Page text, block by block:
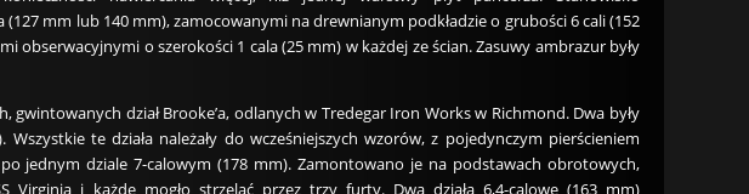
mm lub 140 mm), zamocowanymi na drewnianym podkładzie o grubości 6 cali (152
obserwacyjnymi o szerokości 1 cala (25 mm) w każdej ze ścian. Zasuwy ambrazur były
dział Brooke’a, odlanych w Tredegar Iron Works w Richmond. Dwa były
te działa należały do wcześniejszych wzorów, z pojedynczym pierścieniem
jednym dziale 7-calowym (178 mm). Zamontowano je na podstawach obrotowych,
i każde mogło strzelać przez trzy furty. Dwa działa 6,4-calowe (163 mm)